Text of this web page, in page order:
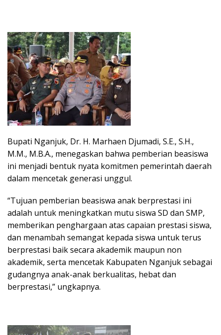
Bupati Nganjuk, Dr. H. Marhaen Djumadi, S.E., S.H.,
M.M., M.B.A., menegaskan bahwa pemberian beasiswa
ini menjadi bentuk nyata komitmen pemerintah daerah
dalam mencetak generasi unggul.
“Tujuan pemberian beasiswa anak berprestasi ini
adalah untuk meningkatkan mutu siswa SD dan SMP,
memberikan penghargaan atas capaian prestasi siswa,
dan menambah semangat kepada siswa untuk terus
berprestasi baik secara akademik maupun non
akademik, serta mencetak Kabupaten Nganjuk sebagai
gudangnya anak-anak berkualitas, hebat dan
berprestasi,” ungkapnya.